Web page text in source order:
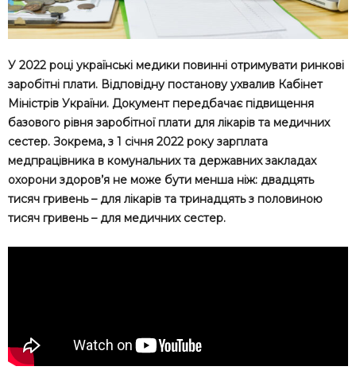
У 2022 році українські медики повинні отримувати ринкові
заробітні плати. Відповідну постанову ухвалив Кабінет
Міністрів України. Документ передбачає підвищення
базового рівня заробітної плати для лікарів та медичних
сестер. Зокрема, з 1 січня 2022 року зарплата
медпрацівника в комунальних та державних закладах
охорони здоров’я не може бути менша ніж: двадцять
тисяч гривень – для лікарів та тринадцять з половиною
тисяч гривень – для медичних сестер.